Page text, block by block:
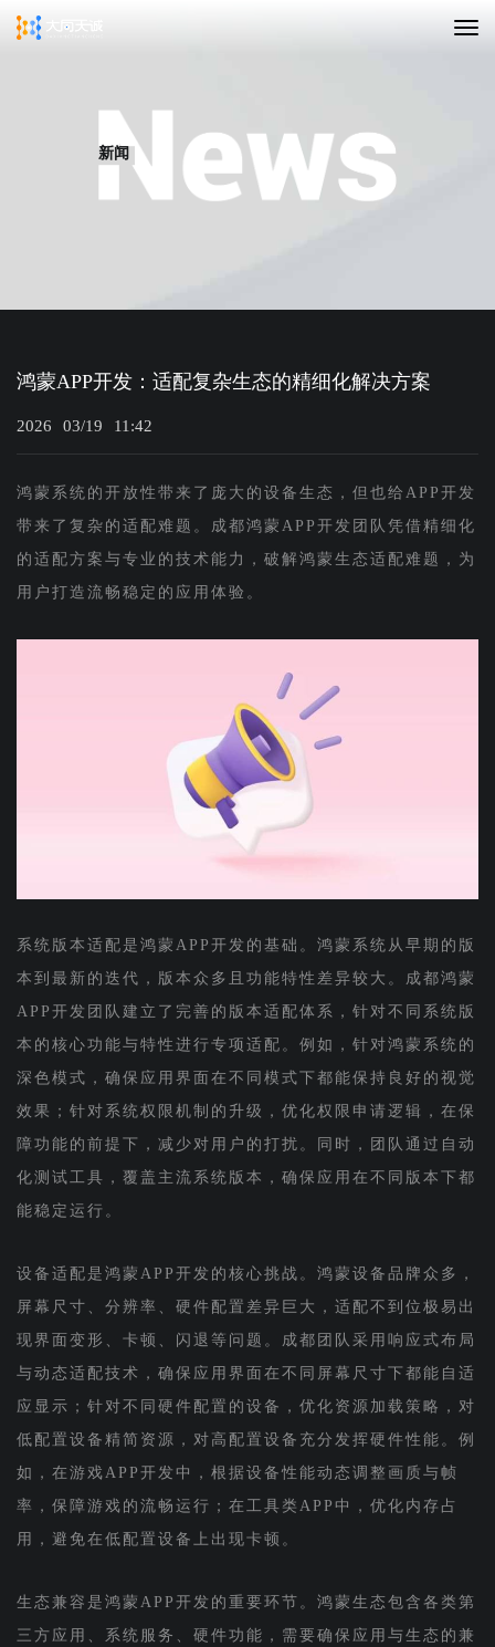
新闻
鸿蒙APP开发：适配复杂生态的精细化解决方案
2026 03/19 11:42
鸿蒙系统的开放性带来了庞大的设备生态，但也给APP开发
带来了复杂的适配难题。成都鸿蒙APP开发团队凭借精细化
的适配方案与专业的技术能力，破解鸿蒙生态适配难题，为
用户打造流畅稳定的应用体验。
系统版本适配是鸿蒙APP开发的基础。鸿蒙系统从早期的版
本到最新的迭代，版本众多且功能特性差异较大。成都鸿蒙
APP开发团队建立了完善的版本适配体系，针对不同系统版
本的核心功能与特性进行专项适配。例如，针对鸿蒙系统的
深色模式，确保应用界面在不同模式下都能保持良好的视觉
效果；针对系统权限机制的升级，优化权限申请逻辑，在保
障功能的前提下，减少对用户的打扰。同时，团队通过自动
化测试工具，覆盖主流系统版本，确保应用在不同版本下都
能稳定运行。
设备适配是鸿蒙APP开发的核心挑战。鸿蒙设备品牌众多，
屏幕尺寸、分辨率、硬件配置差异巨大，适配不到位极易出
现界面变形、卡顿、闪退等问题。成都团队采用响应式布局
与动态适配技术，确保应用界面在不同屏幕尺寸下都能自适
应显示；针对不同硬件配置的设备，优化资源加载策略，对
低配置设备精简资源，对高配置设备充分发挥硬件性能。例
如，在游戏APP开发中，根据设备性能动态调整画质与帧
率，保障游戏的流畅运行；在工具类APP中，优化内存占
用，避免在低配置设备上出现卡顿。
生态兼容是鸿蒙APP开发的重要环节。鸿蒙生态包含各类第
三方应用、系统服务、硬件功能，需要确保应用与生态的兼